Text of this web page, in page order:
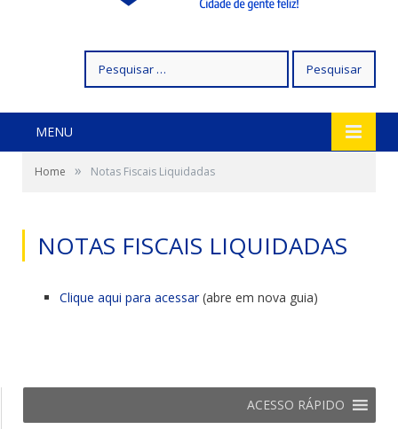
por:
MENU
Home » Notas Fiscais Liquidadas
NOTAS FISCAIS LIQUIDADAS
Clique aqui para acessar(abre em nova guia)
ACESSO RÁPIDO